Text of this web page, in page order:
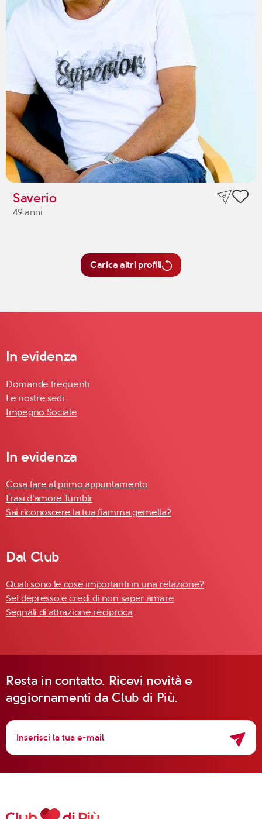
Saverio
49 anni
Carica altri profili
In evidenza
Domande frequenti
Le nostre sedi
Impegno Sociale
In evidenza
Cosa fare al primo appuntamento
Frasi d'amore Tumblr
Sai riconoscere la tua fiamma gemella?
Dal Club
Quali sono le cose importanti in una relazione?
Sei depresso e credi di non saper amare
Segnali di attrazione reciproca
Resta in contatto. Ricevi novità e
aggiornamenti da Club di Più.